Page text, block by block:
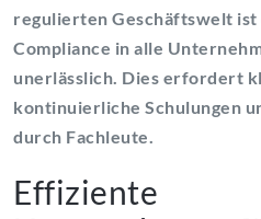
regulierten Geschäftswelt
Compliance in alle
unerlässlich. Dies erfordert
kontinuierliche Schulungen
durch Fachleute.
Effiziente